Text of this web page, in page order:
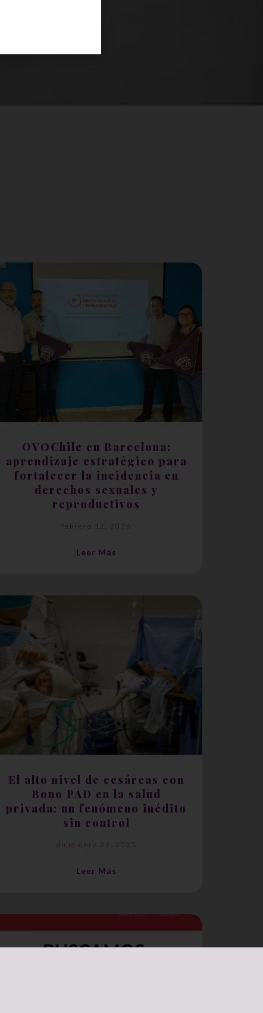
OVOChile en Barcelona:
aprendizaje estratégico para
fortalecer la incidencia en
derechos sexuales y
reproductivos
febrero 12, 2026
Leer Más
El alto nivel de cesáreas con
Bono PAD en la salud
privada: un fenómeno inédito
sin control
diciembre 29, 2025
Leer Más